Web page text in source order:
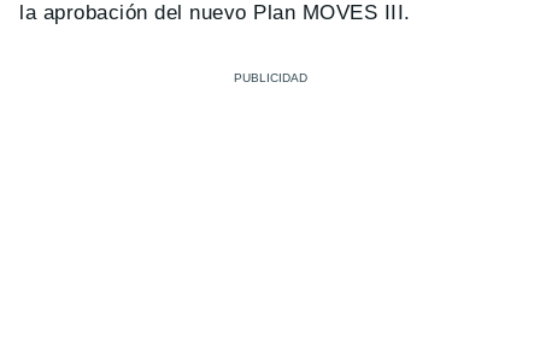
la aprobación del nuevo Plan MOVES III.